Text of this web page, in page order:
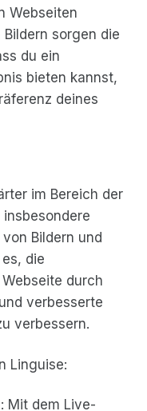
Webseiten
sorgen die
du ein
bieten kannst,
deines
im Bereich der
Bildern und
die
durch
verbesserte
verbessern.
Linguise:
: Mit dem Live-